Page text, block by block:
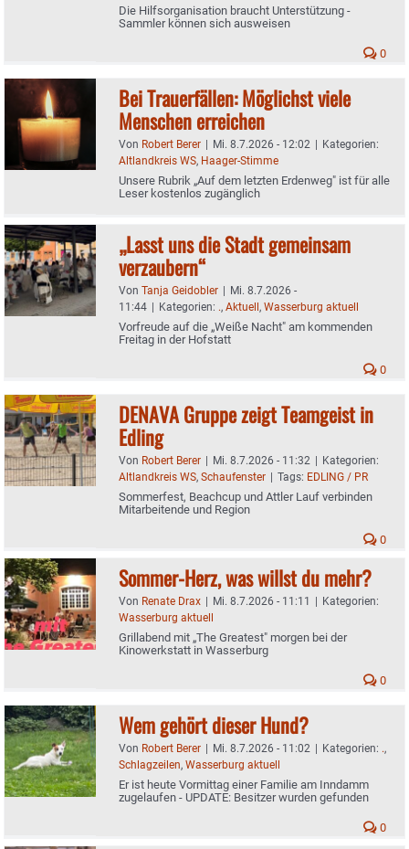
Die Hilfsorganisation braucht Unterstützung -
Sammler können sich ausweisen
0
Bei Trauerfällen: Möglichst viele
Menschen erreichen
Von Robert Berer | Mi. 8.7.2026 - 12:02 | Kategorien:
Altlandkreis WS, Haager-Stimme
Unsere Rubrik „Auf dem letzten Erdenweg" ist für alle
Leser kostenlos zugänglich
„Lasst uns die Stadt gemeinsam
verzaubern“
Von Tanja Geidobler | Mi. 8.7.2026 -
11:44 | Kategorien: ., Aktuell, Wasserburg aktuell
Vorfreude auf die „Weiße Nacht" am kommenden
Freitag in der Hofstatt
0
DENAVA Gruppe zeigt Teamgeist in
Edling
Von Robert Berer | Mi. 8.7.2026 - 11:32 | Kategorien:
Altlandkreis WS, Schaufenster | Tags: EDLING / PR
Sommerfest, Beachcup und Attler Lauf verbinden
Mitarbeitende und Region
0
Sommer-Herz, was willst du mehr?
Von Renate Drax | Mi. 8.7.2026 - 11:11 | Kategorien:
Wasserburg aktuell
Grillabend mit „The Greatest" morgen bei der
Kinowerkstatt in Wasserburg
0
Wem gehört dieser Hund?
Von Robert Berer | Mi. 8.7.2026 - 11:02 | Kategorien: .,
Schlagzeilen, Wasserburg aktuell
Er ist heute Vormittag einer Familie am Inndamm
zugelaufen - UPDATE: Besitzer wurden gefunden
0